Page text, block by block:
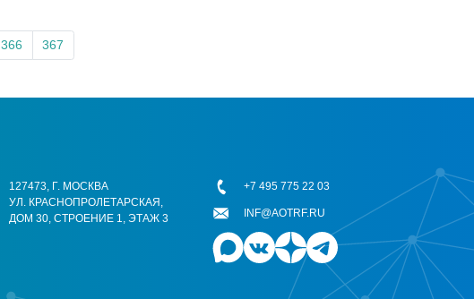
366 367
127473, Г. МОСКВА
УЛ. КРАСНОПРОЛЕТАРСКАЯ,
ДОМ 30, СТРОЕНИЕ 1, ЭТАЖ 3
+7 495 775 22 03
INF@AOTRF.RU